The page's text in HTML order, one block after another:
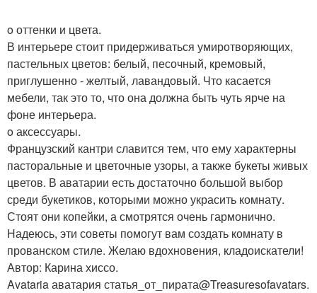
o оттенки и цвета.
В интерьере стоит придерживаться умиротворяющих,
пастельных цветов: белый, песочный, кремовый,
приглушенно - желтый, лавандовый. Что касается
мебели, так это то, что она должна быть чуть ярче на
фоне интерьера.
o аксессуары.
Французский кантри славится тем, что ему характерны
пасторальные и цветочные узоры, а также букеты живых
цветов. В аватарии есть достаточно большой выбор
среди букетиков, которыми можно украсить комнату.
Стоят они копейки, а смотрятся очень гармонично.
Надеюсь, эти советы помогут вам создать комнату в
прованском стиле. Желаю вдохновения, кладоискатели!
Автор: Карина хиссо.
Avataria аватария статья_от_пирата@Treasuresofavatars.